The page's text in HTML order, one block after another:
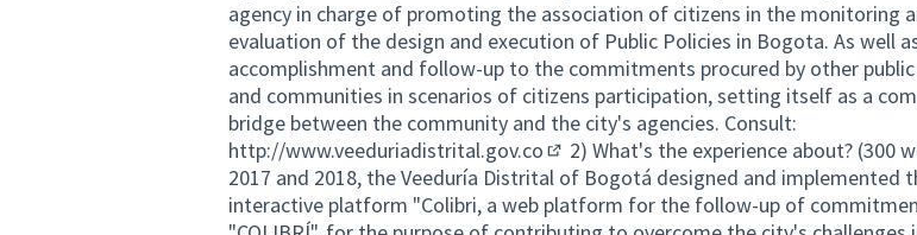
agency in charge of promoting the association of citizens in the monitoring
evaluation of the design and execution of Public Policies in Bogota. As well
accomplishment and follow-up to the commitments procured by other public
and communities in scenarios of citizens participation, setting itself as a
bridge between the community and the city's agencies. Consult:
http://www.veeduriadistrital.gov.co
(External link)
2) What's the experience about? (300
2017 and 2018, the Veeduría Distrital of Bogotá designed and implemented
interactive platform "Colibri, a web platform for the follow-up of